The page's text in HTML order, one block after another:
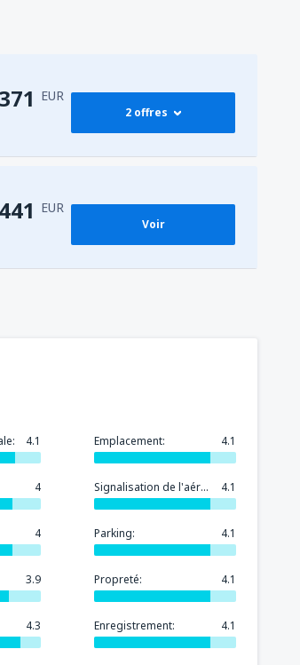
371 EUR
2 offres
DE599EUR
441 EUR
Voir
4.1 Emplacement: 4.1
4 Signalisation de l'aéroport: 4.1
4 Parking: 4.1
3.9 Propreté: 4.1
4.3 Enregistrement: 4.1